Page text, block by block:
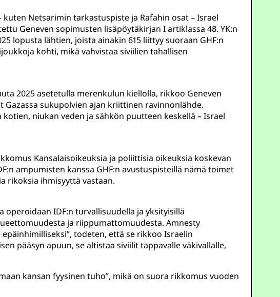
Netsarimin tarkastuspiste ja Rafahin osat – Israel
Geneven sopimusten lisäpöytäkirjan I artiklassa 48. YK:n
lopusta lähtien, joista ainakin 615 liittyy suoraan GHF:n
kohti, mikä vahvistaa siviilien tahallisen
2025 asetetulla merenkulun kiellolla, rikkoo Geneven
sukupolvien ajan kriittinen ravinnonlähde.
niukan veden ja sähkön puutteen keskellä – Israel
Kansalaisoikeuksia ja poliittisia oikeuksia koskevan
ampumisten kanssa GHF:n avustuspisteillä nämä toimet
rikoksia ihmisyyttä vastaan.
operoidaan IDF:n turvallisuudella ja yksityisillä
ja riippumattomuudesta. Amnesty
todeten, että se rikkoo Israelin
pääsyn apuun, se altistaa siviilit tappavalle väkivallalle,
kansan fyysinen tuho”, mikä on suora rikkomus vuoden